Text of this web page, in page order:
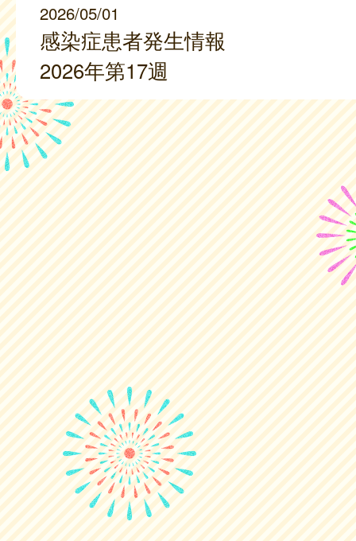
2026/05/01
感染症患者発生情報
2026年第17週